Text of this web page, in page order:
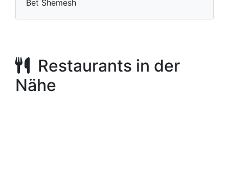
Bet Shemesh
Restaurants in der
Nähe